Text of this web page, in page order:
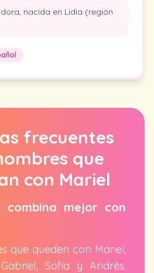
nacida en Lidia (región
frecuentes
que
con Mariel
combina mejor con
que queden con Mariel,
Sofía y Andrés.